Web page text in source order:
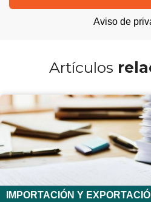
Aviso de
Artículos
IMPORTACIÓN Y